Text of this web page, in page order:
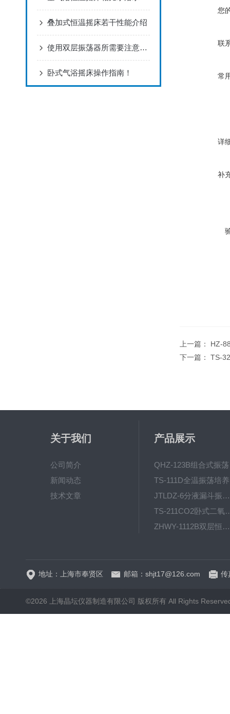
叠加式恒温摇床若干性能介绍
使用双层振荡器所需要注意的事项有哪些？
卧式气浴摇床操作指南！
您
联
常
详
补
上一篇： HZ-
下一篇： TS-
关于我们
公司简介
新闻动态
技术文章
产品展示
JTLDZ-6分液漏斗振荡器
TS-211CO2卧式
ZHWY-1112B双层恒温培养摇床
地址：上海市奉贤区 邮箱：shjt17@126.com 传
©2026 上海晶坛仪器制造有限公司 版权所有 All Rights